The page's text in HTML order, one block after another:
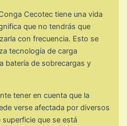
Cecotec tiene una vida
que no tendrás que
con frecuencia. Esto se
tecnología de carga
batería de sobrecargas y
tener en cuenta que la
verse afectada por diversos
que se está